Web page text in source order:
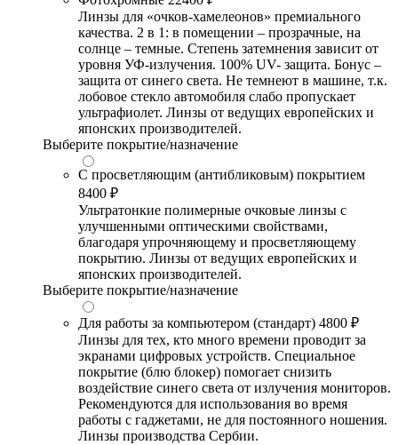
Линзы для «очков-хамелеонов» премиального
качества. 2 в 1: в помещении – прозрачные, на
солнце – темные. Степень затемнения зависит от
уровня УФ-излучения. 100% UV- защита. Бонус –
защита от синего света. Не темнеют в машине, т.к.
лобовое стекло автомобиля слабо пропускает
ультрафиолет. Линзы от ведущих европейских и
японских производителей.
Выберите покрытие/назначение
С просветляющим (антибликовым) покрытием
8400 ₽
Ультратонкие полимерные очковые линзы с
улучшенными оптическими свойствами,
благодаря упрочняющему и просветляющему
покрытию. Линзы от ведущих европейских и
японских производителей.
Выберите покрытие/назначение
Для работы за компьютером (стандарт) 4800 ₽
Линзы для тех, кто много времени проводит за
экранами цифровых устройств. Специальное
покрытие (блю блокер) помогает снизить
воздействие синего света от излучения мониторов.
Рекомендуются для использования во время
работы с гаджетами, не для постоянного ношения.
Линзы производства Сербии.